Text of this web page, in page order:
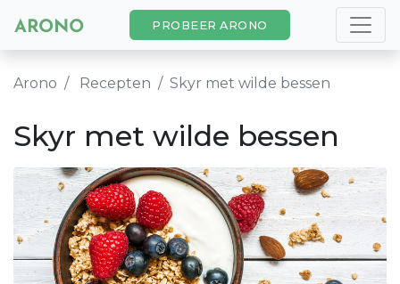
PROBEER ARONO
Arono Recepten Skyr met wilde bessen
Skyr met wilde bessen